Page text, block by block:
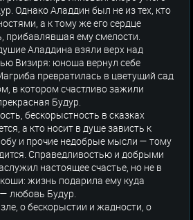
Однако Аладдин был не из тех, кто
а к тому же его сердце
прибавлявшая ему смелости.
Аладдина взяли верх над
Визиря: юноша вернул себе
превратилась в цветущий сад
в котором счастливо зажили
Будур.
бескорыстность в сказках
а кто носит в душе зависть к
и прочие недобрые мысли — тому
Справедливостью и добрыми
настоящее счастье, но не в
жизнь подарила ему куда
любовь Будур.
о бескорыстии и жадности, о